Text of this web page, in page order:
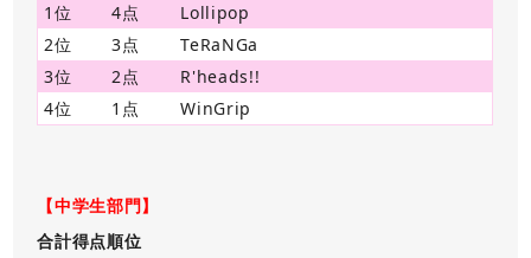
1位
4点
Lollipop
2位
3点
TeRaNGa
3位
2点
R'heads!!
4位
1点 WinGrip
【中学生部門】
合計得点順位